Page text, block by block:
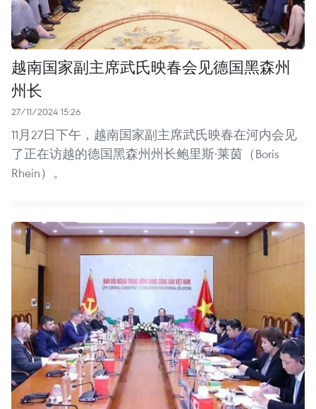
越南国家副主席武氏映春会见德国黑森州
州长
27/11/2024 15:26
11月27日下午，越南国家副主席武氏映春在河内会见
了正在访越的德国黑森州州长鲍里斯·莱茵（Boris
Rhein）。